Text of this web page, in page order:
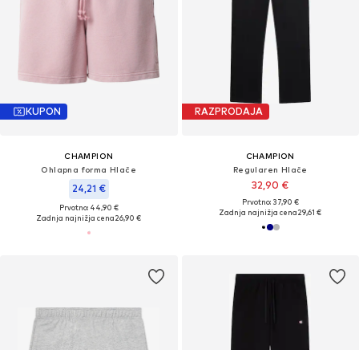
KUPON
CHAMPION
Ohlapna forma Hlače
24,21 €
Prvotno: 44,90 €
Zadnja najnižja cena26,90 €
RAZPRODAJA
CHAMPION
Regularen Hlače
32,90 €
Prvotno: 37,90 €
Zadnja najnižja cena29,61 €